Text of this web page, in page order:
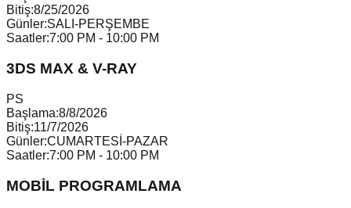
Bitiş:8/25/2026
Günler:SALI-PERŞEMBE
Saatler:7:00 PM - 10:00 PM
3DS MAX & V-RAY
PS
Başlama:8/8/2026
Bitiş:11/7/2026
Günler:CUMARTESİ-PAZAR
Saatler:7:00 PM - 10:00 PM
MOBİL PROGRAMLAMA